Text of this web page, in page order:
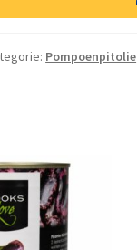
Pompoenpitolie